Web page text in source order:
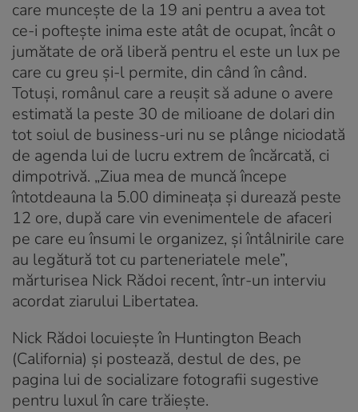
care munceşte de la 19 ani pentru a avea tot
ce-i pofteşte inima este atât de ocupat, încât o
jumătate de oră liberă pentru el este un lux pe
care cu greu şi-l permite, din când în când.
Totuşi, românul care a reuşit să adune o avere
estimată la peste 30 de milioane de dolari din
tot soiul de business-uri nu se plânge niciodată
de agenda lui de lucru extrem de încărcată, ci
dimpotrivă. „Ziua mea de muncă începe
întotdeauna la 5.00 dimineaţa şi durează peste
12 ore, după care vin evenimentele de afaceri
pe care eu însumi le organizez, şi întâlnirile care
au legătură tot cu parteneriatele mele”,
mărturisea Nick Rădoi recent, într-un interviu
acordat ziarului Libertatea.
Nick Rădoi locuieşte în Huntington Beach
(California) și postează, destul de des, pe
pagina lui de socializare fotografii sugestive
pentru luxul în care trăiește.